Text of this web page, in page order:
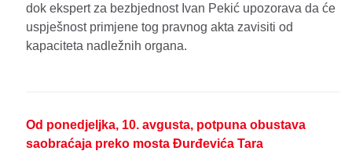
dok ekspert za bezbjednost Ivan Pekić upozorava da će
uspješnost primjene tog pravnog akta zavisiti od
kapaciteta nadležnih organa.
Od ponedjeljka, 10. avgusta, potpuna obustava
saobraćaja preko mosta Đurđevića Tara